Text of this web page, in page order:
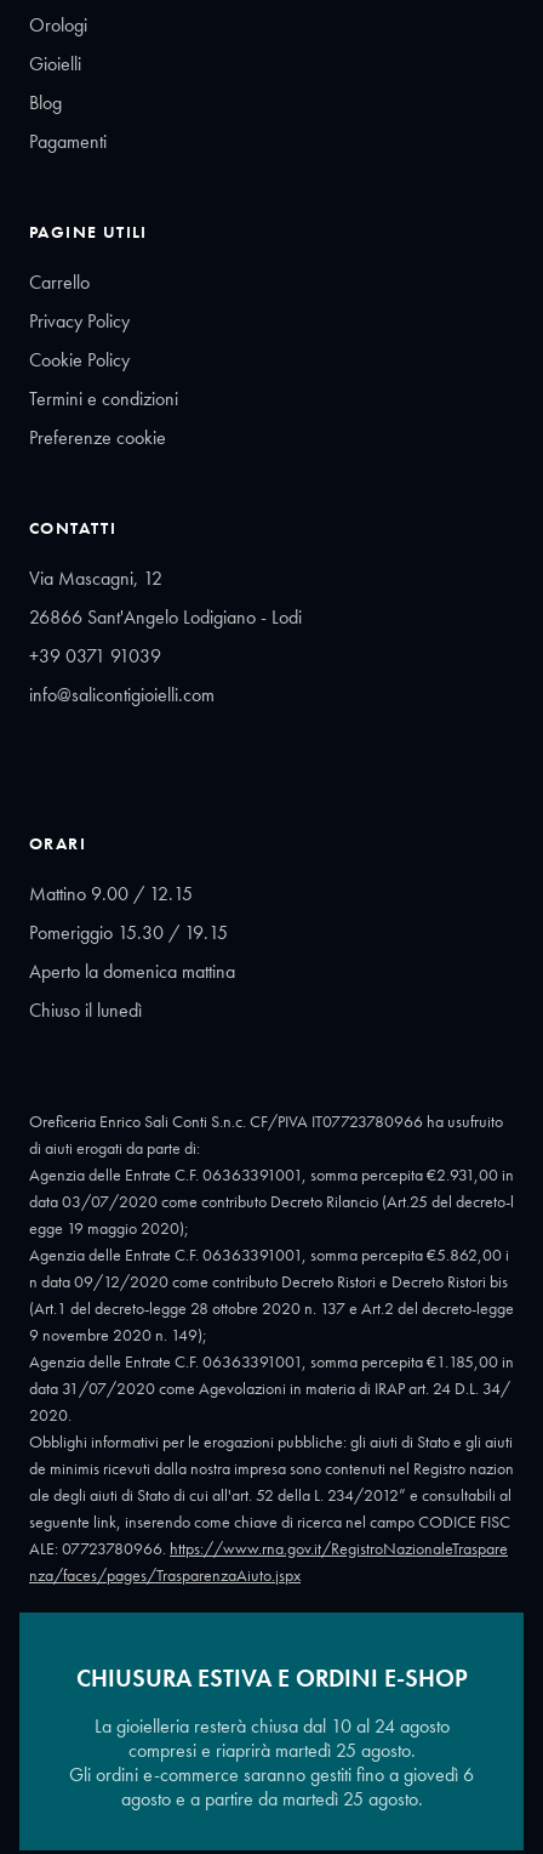
Orologi
Gioielli
Blog
Pagamenti
PAGINE UTILI
Carrello
Privacy Policy
Cookie Policy
Termini e condizioni
Preferenze cookie
CONTATTI
Via Mascagni, 12
26866 Sant'Angelo Lodigiano - Lodi
+39 0371 91039
info@salicontigioielli.com
ORARI
Mattino 9.00 / 12.15
Pomeriggio 15.30 / 19.15
Aperto la domenica mattina
Chiuso il lunedì
Oreficeria Enrico Sali Conti S.n.c. CF/PIVA IT07723780966 ha usufruito
di aiuti erogati da parte di:
Agenzia delle Entrate C.F. 06363391001, somma percepita €2.931,00 in
data 03/07/2020 come contributo Decreto Rilancio (Art.25 del decreto-l
egge 19 maggio 2020);
Agenzia delle Entrate C.F. 06363391001, somma percepita €5.862,00 i
n data 09/12/2020 come contributo Decreto Ristori e Decreto Ristori bis
(Art.1 del decreto-legge 28 ottobre 2020 n. 137 e Art.2 del decreto-legge
9 novembre 2020 n. 149);
Agenzia delle Entrate C.F. 06363391001, somma percepita €1.185,00 in
data 31/07/2020 come Agevolazioni in materia di IRAP art. 24 D.L. 34/
2020.
Obblighi informativi per le erogazioni pubbliche: gli aiuti di Stato e gli aiuti
de minimis ricevuti dalla nostra impresa sono contenuti nel Registro nazion
ale degli aiuti di Stato di cui all'art. 52 della L. 234/2012” e consultabili al
seguente link, inserendo come chiave di ricerca nel campo CODICE FISC
ALE: 07723780966. https://www.rna.gov.it/RegistroNazionaleTraspare
nza/faces/pages/TrasparenzaAiuto.jspx
Copyright © 2026 - Oreficeria Enrico Sali Conti e C. snc - Partita IVA
CHIUSURA ESTIVA E ORDINI E-SHOP
La gioielleria resterà chiusa dal 10 al 24 agosto
compresi e riaprirà martedì 25 agosto.
Gli ordini e-commerce saranno gestiti fino a giovedì 6
agosto e a partire da martedì 25 agosto.